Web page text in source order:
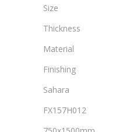
Size
Thickness
Material
Finishing
Sahara
FX157H012